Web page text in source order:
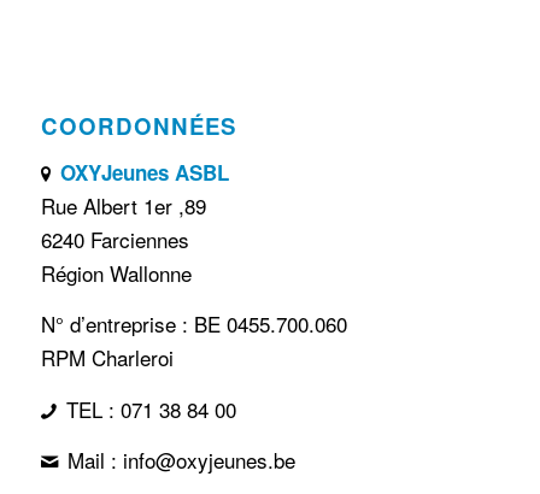
COORDONNÉES
OXYJeunes ASBL
Rue Albert 1er ,89
6240 Farciennes
Région Wallonne
N° d’entreprise : BE 0455.700.060
RPM Charleroi
TEL : 071 38 84 00
Mail : info@oxyjeunes.be